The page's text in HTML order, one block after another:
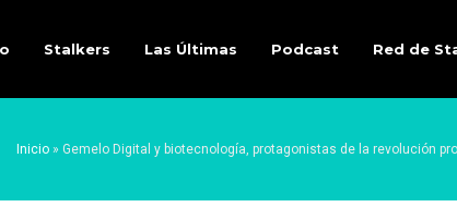
Stalkers Las Últimas Podcast Red de
Inicio » Gemelo Digital y biotecnología, protagonistas de la revolución